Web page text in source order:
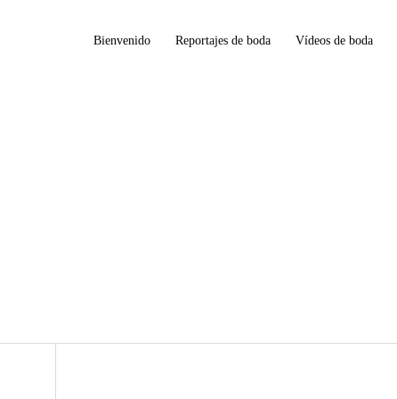
Bienvenido Reportajes de boda Vídeos de boda